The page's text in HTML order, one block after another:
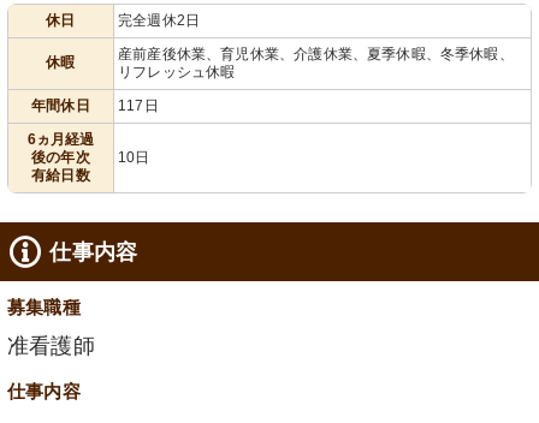
休日 完全週休2日
休暇
産前産後休業、育児休業、介護休業、夏季休暇、冬季休暇、
リフレッシュ休暇
年間休日
117日
6ヵ月経過
後の年次
有給日数
10日
仕事内容
募集職種
准看護師
仕事内容